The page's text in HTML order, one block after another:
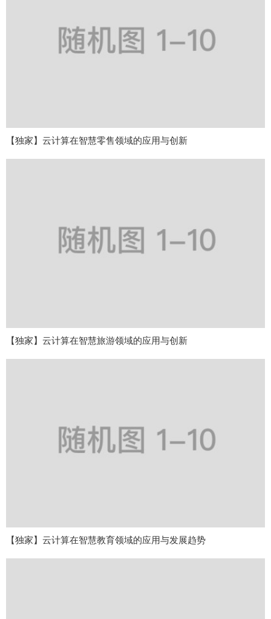
【独家】云计算在智慧零售领域的应用与创新
【独家】云计算在智慧旅游领域的应用与创新
【独家】云计算在智慧教育领域的应用与发展趋势